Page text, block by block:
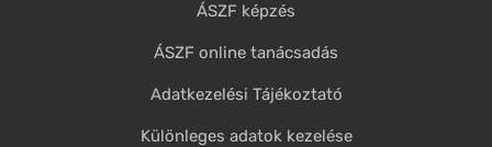
ÁSZF képzés
ÁSZF online tanácsadás
Adatkezelési Tájékoztató
Különleges adatok kezelése